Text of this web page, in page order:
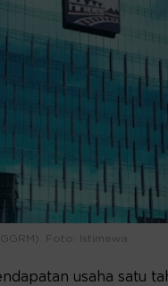
Foto: Istimewa.
usaha satu